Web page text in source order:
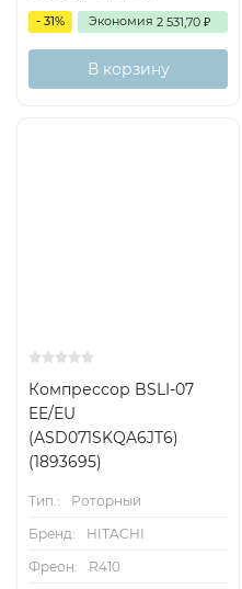
- 31% Экономия 2 531,70 ₽
В корзину
Компрессор BSLI-07
EE/EU
(ASD071SKQA6JT6)
(1893695)
Тип.:
Роторный
Бренд:
HITACHI
Фреон:
R410